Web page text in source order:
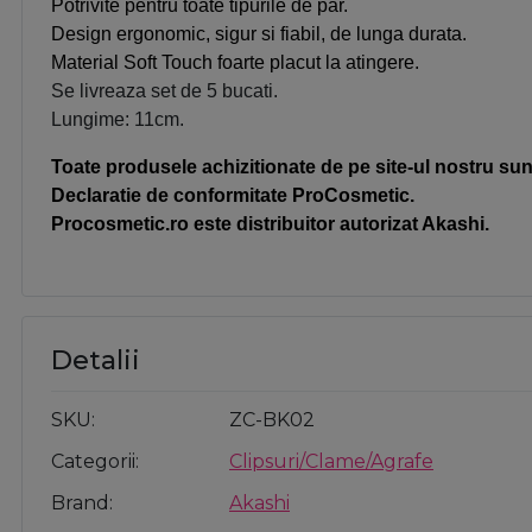
Potrivite pentru toate tipurile de par.
Design ergonomic, sigur si fiabil, de lunga durata.
Material Soft Touch foarte placut la atingere.
Se livreaza set de 5 bucati.
Lungime: 11cm.
Toate produsele achizitionate de pe site-ul nostru
Declaratie de conformitate ProCosmetic.
Procosmetic.ro este distribuitor autorizat Akashi.
Detalii
SKU
ZC-BK02
Categorii
Clipsuri/Clame/Agrafe
Brand
Akashi